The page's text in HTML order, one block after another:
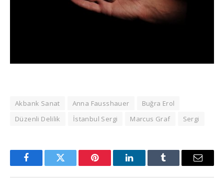
Akbank Sanat Anna Fausshauer
Buğra Erol
Düzenli Delilik
İstanbul Sergi Marcus Graf Sergi
FacebookTwitter Pinterest LinkedInTumblr Email